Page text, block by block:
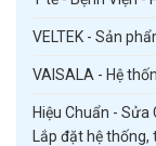
VELTEK - Sản
VAISALA - Hệ
Hiệu Chuẩn - Sửa
Lắp đặt hệ thống,